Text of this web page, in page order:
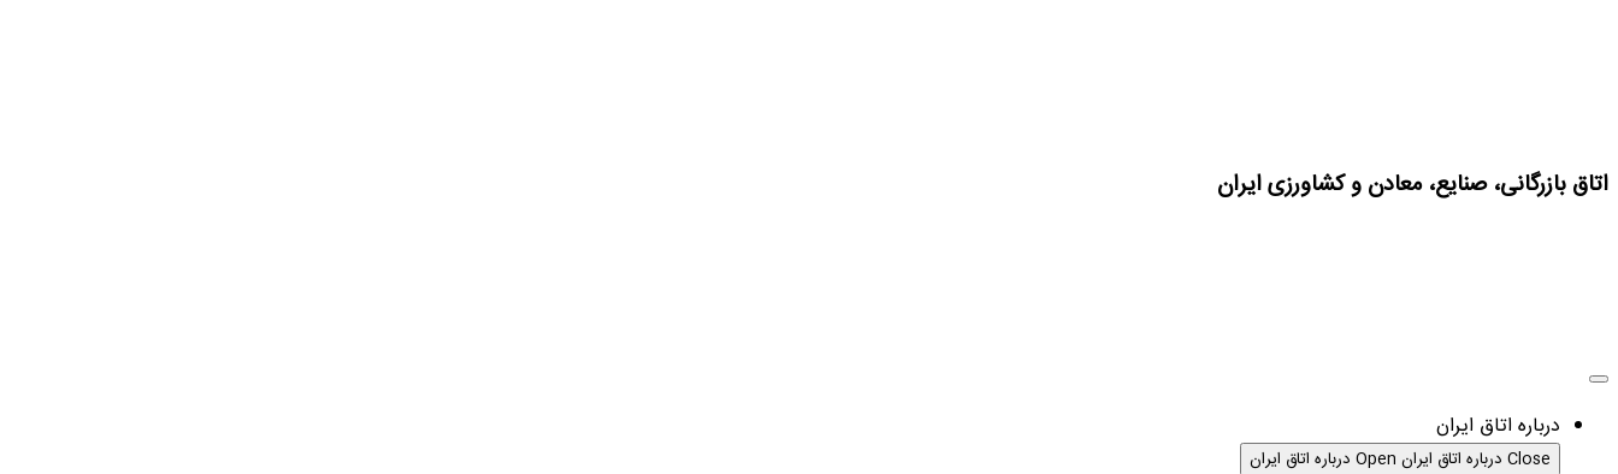
اتاق بازرگانی، صنایع، معادن و کشاورزی ایران
درباره اتاق ایران
Close درباره اتاق ایران Open درباره اتاق ایران